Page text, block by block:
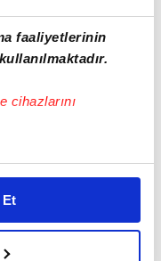
faaliyetlerinin
cihazlarını
özel
Bunu yaparken
deneyimi sunmak
adına
Et
EKRANDA
yayın akışı